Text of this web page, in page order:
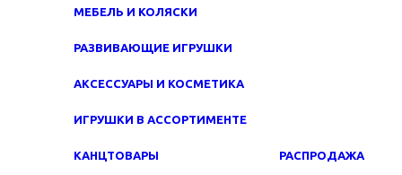
МЕБЕЛЬ И КОЛЯСКИ
РАЗВИВАЮЩИЕ ИГРУШКИ
АКСЕССУАРЫ И КОСМЕТИКА
ИГРУШКИ В АССОРТИМЕНТЕ
КАНЦТОВАРЫ РАСПРОДАЖА